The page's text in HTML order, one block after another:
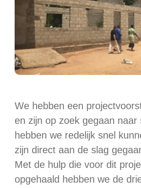
We hebben een
en zijn op zoek gegaan naar
hebben we redelijk snel
zijn direct aan de slag
Met de hulp die voor dit
opgehaald hebben we de